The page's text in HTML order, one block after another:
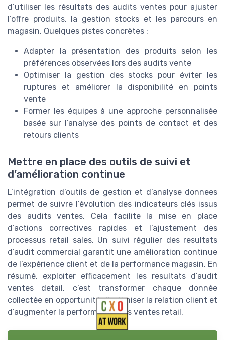
d’utiliser les résultats des audits ventes pour ajuster
l’offre produits, la gestion stocks et les parcours en
magasin. Quelques pistes concrètes :
Adapter la présentation des produits selon les
préférences observées lors des audits vente
Optimiser la gestion des stocks pour éviter les
ruptures et améliorer la disponibilité en points
vente
Former les équipes à une approche personnalisée
basée sur l’analyse des points de contact et des
retours clients
Mettre en place des outils de suivi et
d’amélioration continue
L’intégration d’outils de gestion et d’analyse donnees
permet de suivre l’évolution des indicateurs clés issus
des audits ventes. Cela facilite la mise en place
d’actions correctives rapides et l’ajustement des
processus retail sales. Un suivi régulier des resultats
d’audit commercial garantit une amélioration continue
de l’expérience client et de la performance magasin. En
résumé, exploiter efficacement les resultats d’audit
ventes detail, c’est transformer chaque donnée
collectée en opportunité d’optimiser la relation client et
d’augmenter la performance des ventes retail.